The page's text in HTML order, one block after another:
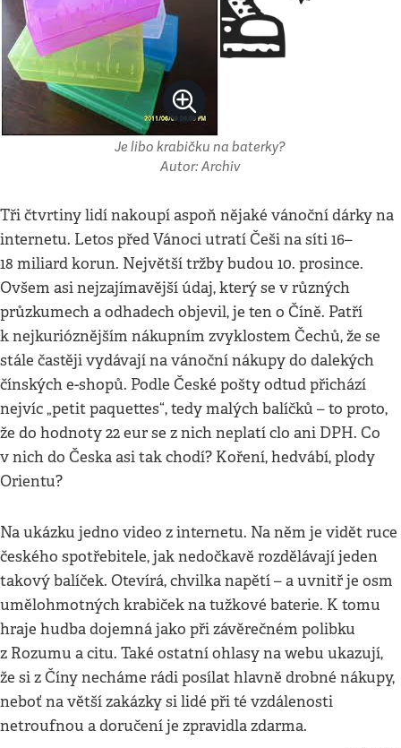
Je libo krabičku na baterky?
Autor: Archiv
Tři čtvrtiny lidí nakoupí aspoň nějaké vánoční dárky na
internetu. Letos před Vánoci utratí Češi na síti 16–
18 miliard korun. Největší tržby budou 10. prosince.
Ovšem asi nejzajímavější údaj, který se v různých
průzkumech a odhadech objevil, je ten o Číně. Patří
k nejkurióznějším nákupním zvyklostem Čechů, že se
stále častěji vydávají na vánoční nákupy do dalekých
čínských e-shopů. Podle České pošty odtud přichází
nejvíc „petit paquettes“, tedy malých balíčků – to proto,
že do hodnoty 22 eur se z nich neplatí clo ani DPH. Co
v nich do Česka asi tak chodí? Koření, hedvábí, plody
Orientu?
Na ukázku jedno video z internetu. Na něm je vidět ruce
českého spotřebitele, jak nedočkavě rozdělávají jeden
takový balíček. Otevírá, chvilka napětí – a uvnitř je osm
umělohmotných krabiček na tužkové baterie. K tomu
hraje hudba dojemná jako při závěrečném polibku
z Rozumu a citu. Také ostatní ohlasy na webu ukazují,
že si z Číny necháme rádi posílat hlavně drobné nákupy,
neboť na větší zakázky si lidé při té vzdálenosti
netroufnou a doručení je zpravidla zdarma.